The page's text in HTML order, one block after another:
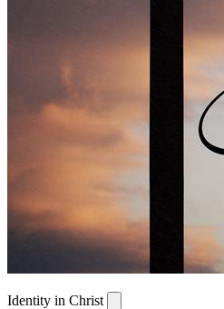
Identity in Christ